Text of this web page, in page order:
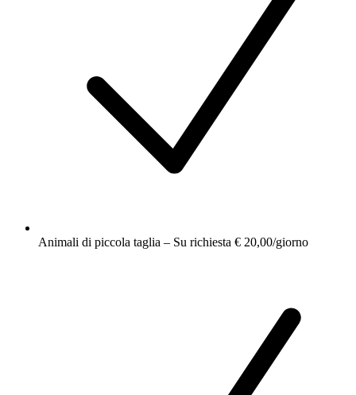
Animali di piccola taglia – Su richiesta € 20,00/giorno